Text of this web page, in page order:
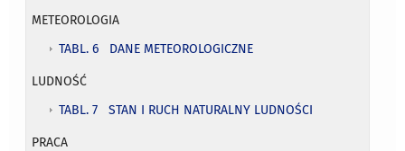
METEOROLOGIA
TABL. 6 DANE METEOROLOGICZNE
LUDNOŚĆ
TABL. 7 STAN I RUCH NATURALNY LUDNOŚCI
PRACA